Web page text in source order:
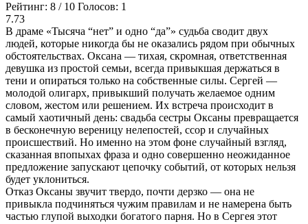
Рейтинг: 8 / 10 Голосов: 1
7.73
В драме «Тысяча “нет” и одно “да”» судьба сводит двух
людей, которые никогда бы не оказались рядом при обычных
обстоятельствах. Оксана — тихая, скромная, ответственная
девушка из простой семьи, всегда привыкшая держаться в
тени и опираться только на собственные силы. Сергей —
молодой олигарх, привыкший получать желаемое одним
словом, жестом или решением. Их встреча происходит в
самый хаотичный день: свадьба сестры Оксаны превращается
в бесконечную вереницу нелепостей, ссор и случайных
происшествий. Но именно на этом фоне случайный взгляд,
сказанная впопыхах фраза и одно совершенно неожиданное
предложение запускают цепочку событий, от которых нельзя
будет уклониться.
Отказ Оксаны звучит твердо, почти дерзко — она не
привыкла подчиняться чужим правилам и не намерена быть
частью глупой выходки богатого парня. Но в Сергея этот